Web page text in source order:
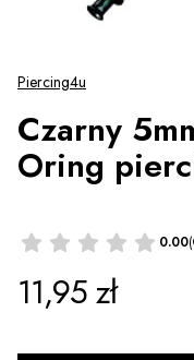
Piercing4u
Czarny
Oring
0.00
Cena
11,95 zł